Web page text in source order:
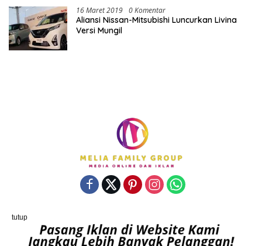
16 Maret 2019 0 Komentar
Aliansi Nissan-Mitsubishi Luncurkan Livina
Versi Mungil
Powered By porostengah.com | Support By PT. Melia Family
Group
tutup